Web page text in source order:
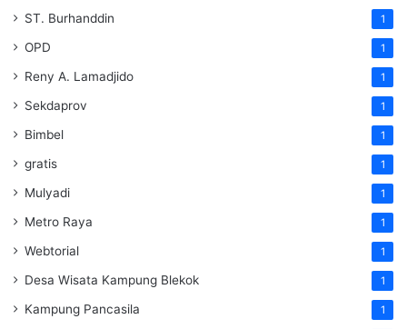
ST. Burhanddin 1
OPD 1
Reny A. Lamadjido 1
Sekdaprov 1
Bimbel 1
gratis 1
Mulyadi 1
Metro Raya 1
Webtorial 1
Desa Wisata Kampung Blekok 1
Kampung Pancasila 1